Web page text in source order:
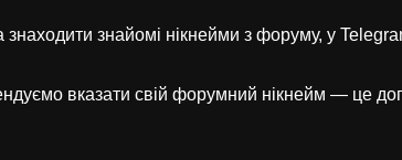
знайомі нікнейми з форуму, у
вказати свій форумний нікнейм — це